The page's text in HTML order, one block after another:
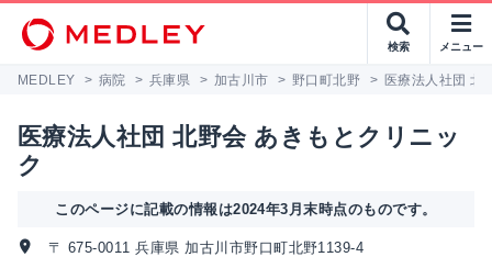
検索 メニュー
MEDLEY > 病院 > 兵庫県 > 加古川市 > 野口町北野 > 医療法人社団 北
医療法人社団 北野会 あきもとクリニッ
ク
このページに記載の情報は2024年3月末時点のものです。
〒 675-0011 兵庫県 加古川市野口町北野1139-4